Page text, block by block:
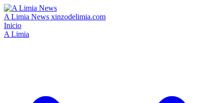
A Limia News xinzodelimia.com
Inicio
A Limia